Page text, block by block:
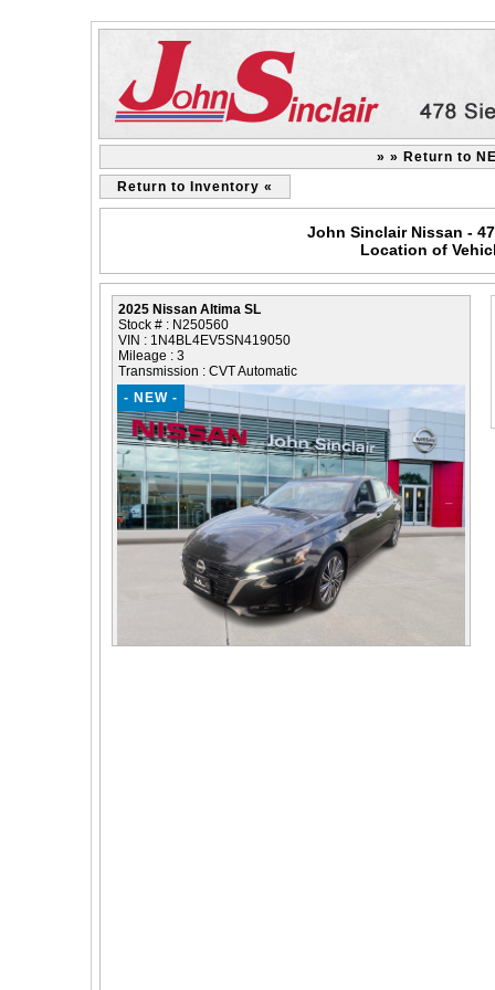
» » Return to
Return to Inventory «
John Sinclair Nissan -
Location of
2025 Nissan Altima SL
Stock # : N250560
VIN : 1N4BL4EV5SN419050
Mileage : 3
Transmission : CVT Automatic
- NEW -